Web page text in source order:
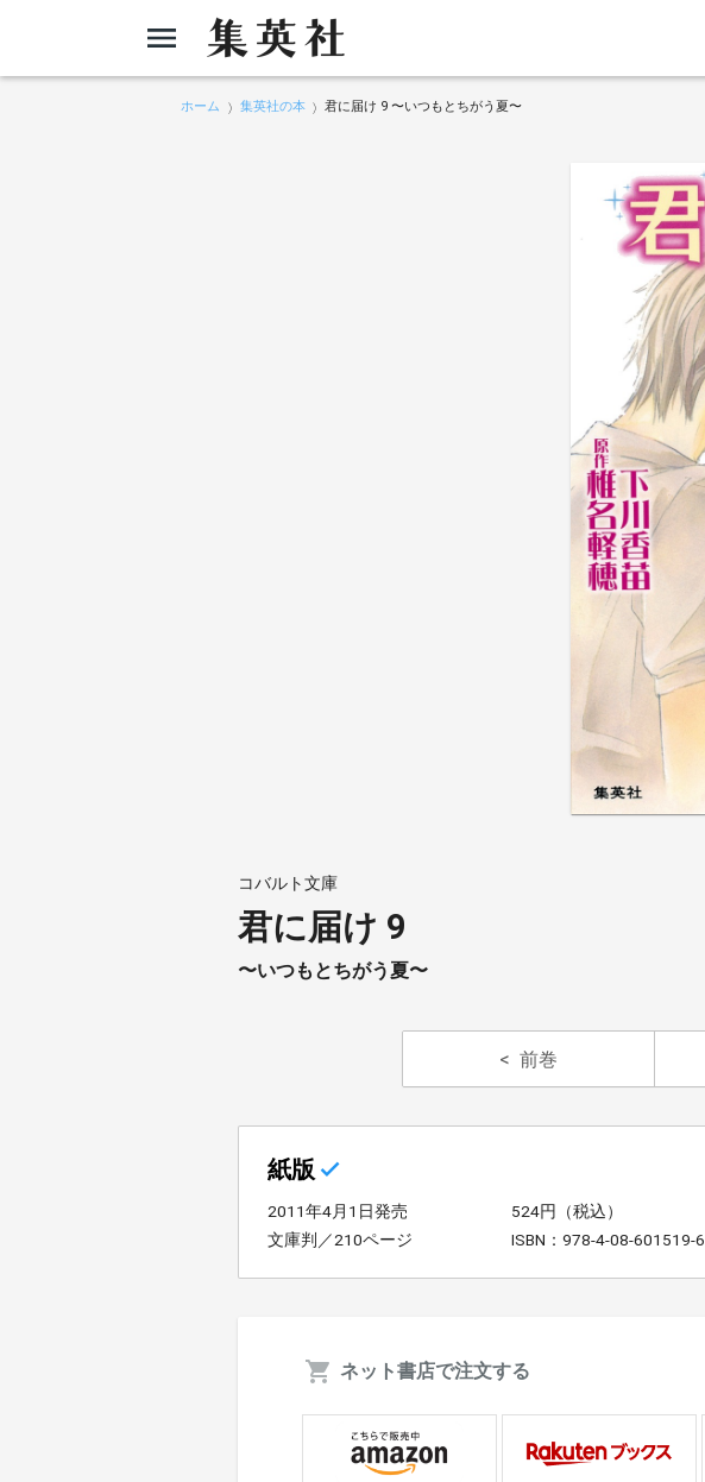
ホーム 集英社の本 君に届け 9 〜いつもとちがう夏〜
コバルト文庫
君に届け 9
〜いつもとちがう夏〜
前巻
紙版
2011年4月1日発売
524円（税込）
文庫判／210ページ
ISBN：978-4-08-601519-6
ネット書店で注文する